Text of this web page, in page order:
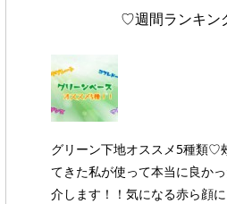
♡週間ランキ
グリーン下地オススメ5種類♡
てきた私が使って本当に良か
介します！！気になる赤ら顔